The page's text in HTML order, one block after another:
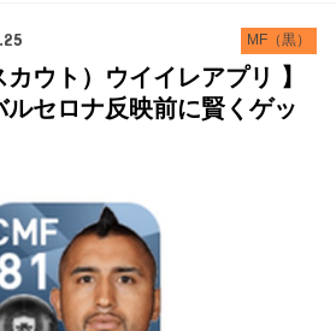
MF（黒）
カウト）ウイイレアプリ 】
セロナ反映前に賢くゲッ